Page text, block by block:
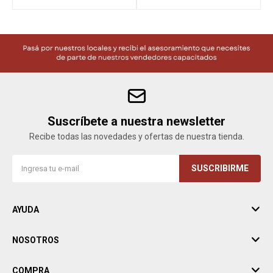
Suscríbete a nuestra newsletter
Recibe todas las novedades y ofertas de nuestra tienda.
SUSCRIBIRME
AYUDA
NOSOTROS
COMPRA